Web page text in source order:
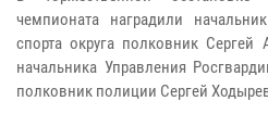
чемпионата наградили
спорта округа полковник Сергей
начальника Управления
полковник полиции Сергей